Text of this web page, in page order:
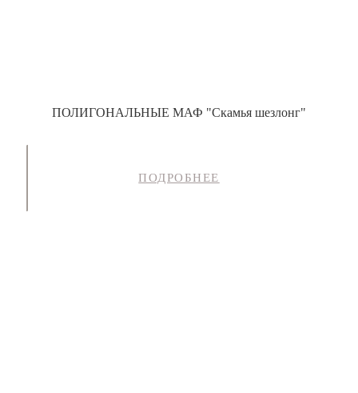
ПОЛИГОНАЛЬНЫЕ МАФ "Скамья шезлонг"
ПОДРОБНЕЕ